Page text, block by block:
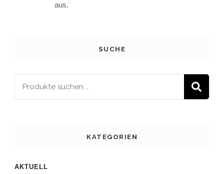
aus.
SUCHE
KATEGORIEN
AKTUELL